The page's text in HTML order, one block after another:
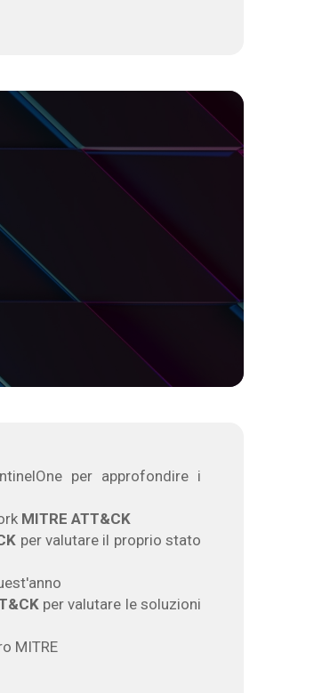
per approfondire i
MITRE ATT&CK
per valutare il proprio stato
per valutare le soluzioni
MITRE